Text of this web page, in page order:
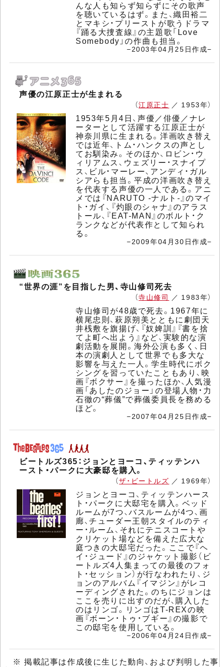
んな人も知らず知らずにその歌声
を聴いているはず。また、織田裕二
とマキシ・プリーストが歌うドラマ
『踊る大捜査線』の主題歌「Love
Somebody」の作曲も担当。
−2003年04月25日作成−
声優の江原正士が生まれる
（江原正士 ／ 1953年）
1953年5月4日、声優／俳優／ナレ
ーターとして活躍する江原正士が
神奈川県に生まれる。洋画吹き替え
では近年、トム・ハンクスの声とし
てお馴染み。そのほか、ロビン・ウ
ィリアムス、ウェズリー・スナイプ
ス、ビル・マーレー、アンディ・ガル
シアらも担当。平成の洋画吹き替え
を代表する声優の一人である。アニ
メでは『NARUTO -ナルト-』のマイ
ト・ガイ、『灼眼のシャナ』のアラス
トール、『EAT-MAN』のボルト・ク
ランクなどが代表作として知られ
る。
−2009年04月30日作成−
“世界の涯”を目指した男、寺山修司死去
（寺山修司 ／ 1983年）
寺山修司が48歳で死去。1967年に
横尾忠則、萩原朔美とともに劇団天
井桟敷を旗揚げ、『奴婢訓』『書を捨
てよ町へ出よう』など、実験的な演
劇活動を展開。海外公演も多く、日
本の演劇人として世界でも多大な
影響を与えた一人。学生時代にボク
シングを習っていたこともあり、映
画『ボクサー』を撮ったほか、人気漫
画「あしたのジョー」の登場人物・力
石徹の“葬儀”で葬儀委員長を務める
ほど。
−2007年04月25日作成−
ビートルズ365：ジョンとヨーコ、ティッテンハ
ースト・パークに大豪邸を購入。
（ザ・ビートルズ ／ 1969年）
ジョンとヨーコ、ティッテンハース
ト・パークに大邸宅を購入。ベッド
ルームが7つ、バスルームが4つ、画
廊、チューダー王朝スタイルのティ
ー・ルーム、それにテニスコートや
クリケット場などを備えた広大な
庭つきの大邸宅だった。ここで『ヘ
イ・ジュード』のジャケット撮影（ビ
ートルズ4人集まっての最後のフォ
ト・セッション）が行なわれたり、ジ
ョンのアルバム『イマジン』がレコ
ーディングされた。のちにジョンは
ここを売りに出すのだが、購入した
のはリンゴ。リンゴはT-REXの映
画『ボーン・トゥ・ブギー』の撮影で
この邸宅を使用している。
−2006年04月24日作成−
※ 掲載記事は作成後に生じた動向、および判明した事